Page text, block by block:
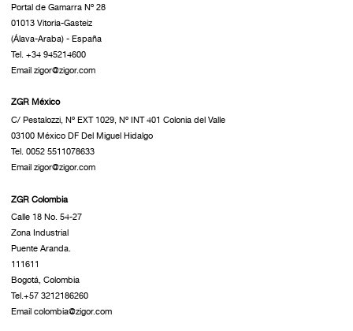
Portal de Gamarra Nº 28
01013 Vitoria-Gasteiz
(Álava-Araba) - España
Tel. +34 945214600
Email zigor@zigor.com
ZGR México
C/ Pestalozzi, Nº EXT 1029, Nº INT 401 Colonia del Valle
03100 México DF Del Miguel Hidalgo
Tel. 0052 5511078633
Email zigor@zigor.com
ZGR Colombia
Calle 18 No. 54-27
Zona Industrial
Puente Aranda.
111611
Bogotá, Colombia
Tel.+57 3212186260
Email colombia@zigor.com